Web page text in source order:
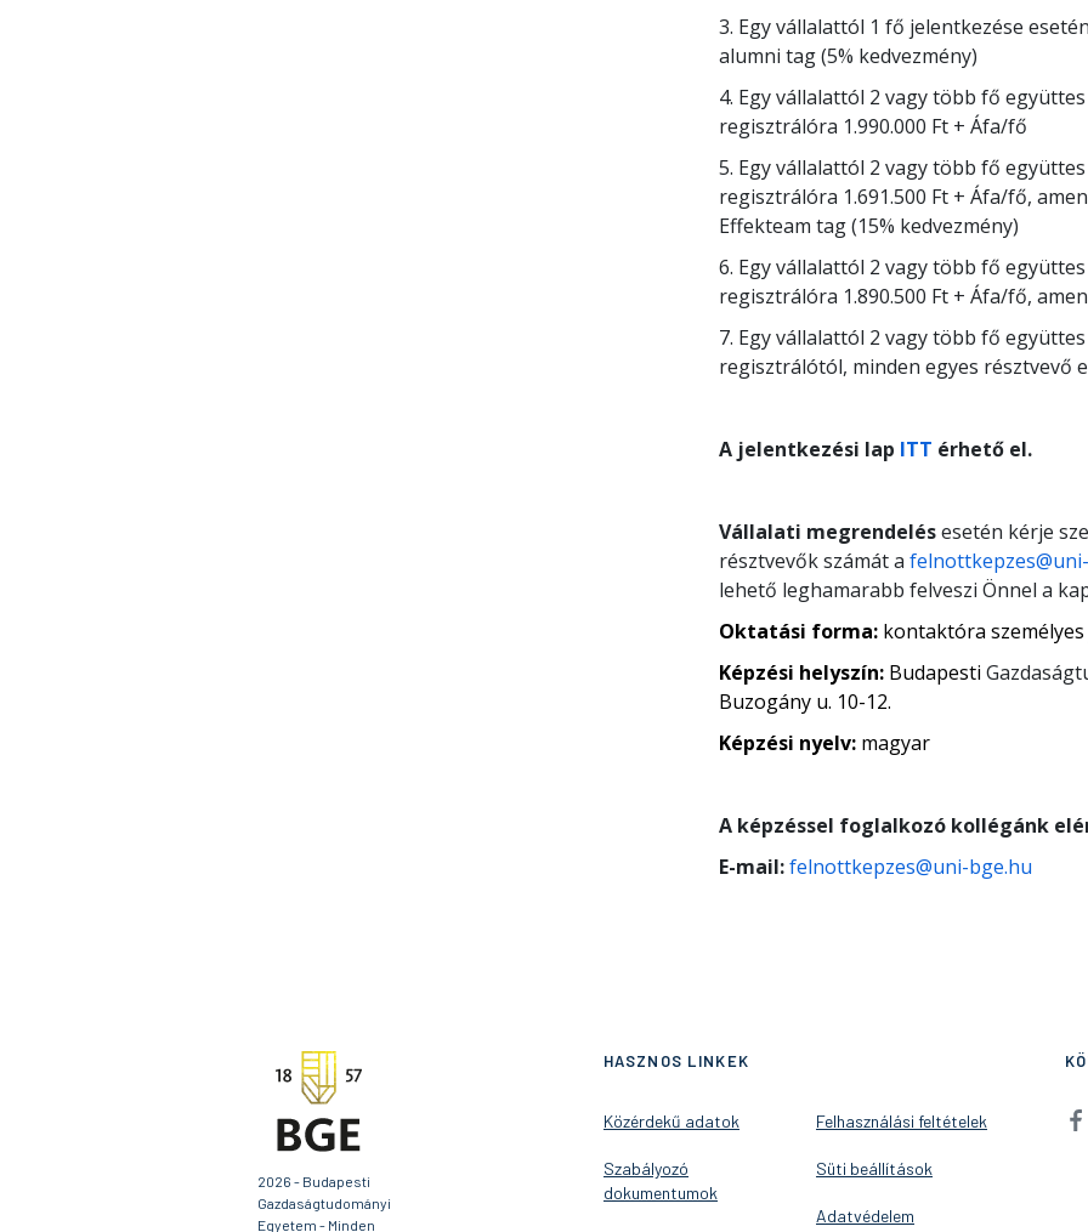
3. Egy vállalattól 1 fő jelentkezése
alumni tag (5% kedvezmény)
4. Egy vállalattól 2 vagy több fő
regisztrálóra 1.990.000 Ft + Áfa/fő
5. Egy vállalattól 2 vagy több fő
regisztrálóra 1.691.500 Ft + Áfa/fő,
Effekteam tag (15% kedvezmény)
6. Egy vállalattól 2 vagy több fő
regisztrálóra 1.890.500 Ft + Áfa/fő,
7. Egy vállalattól 2 vagy több fő
regisztrálótól, minden egyes résztvevő
A jelentkezési lap ITT érhető el.
Vállalati megrendelésesetén kérje
résztvevők számát a
lehető leghamarabb felveszi Önnel a
Oktatási forma: kontaktóra
Képzési helyszín: Budapesti
Buzogány u. 10-12.
Képzési nyelv: magyar
A képzéssel foglalkozó kollégánk
E-mail:felnottkepzes@uni-bge.hu
2026 - Budapesti
Gazdaságtudományi
Egyetem - Minden
HASZNOS LINKEK
Közérdekű adatok
Szabályozó
dokumentumok
Felhasználási feltételek
Süti beállítások
Adatvédelem